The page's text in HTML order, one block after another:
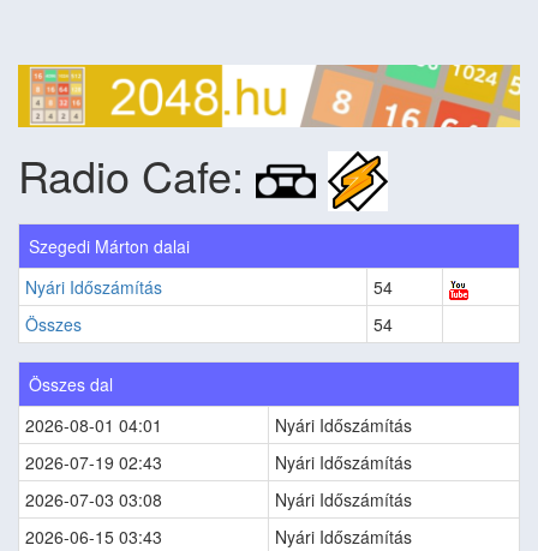
Radio Cafe:
Szegedi Márton dalai
Nyári Időszámítás
54
Összes
54
Összes dal
2026-08-01 04:01
Nyári Időszámítás
2026-07-19 02:43
Nyári Időszámítás
2026-07-03 03:08
Nyári Időszámítás
2026-06-15 03:43
Nyári Időszámítás